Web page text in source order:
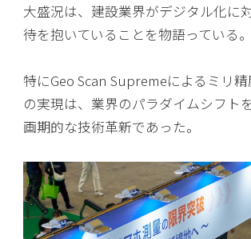
大盛況は、建設業界がデジタル化に
待を抱いていることを物語っている。
特にGeo Scan Supremeによるミリ
の実現は、業界のパラダイムシフト
画期的な技術革新であった。